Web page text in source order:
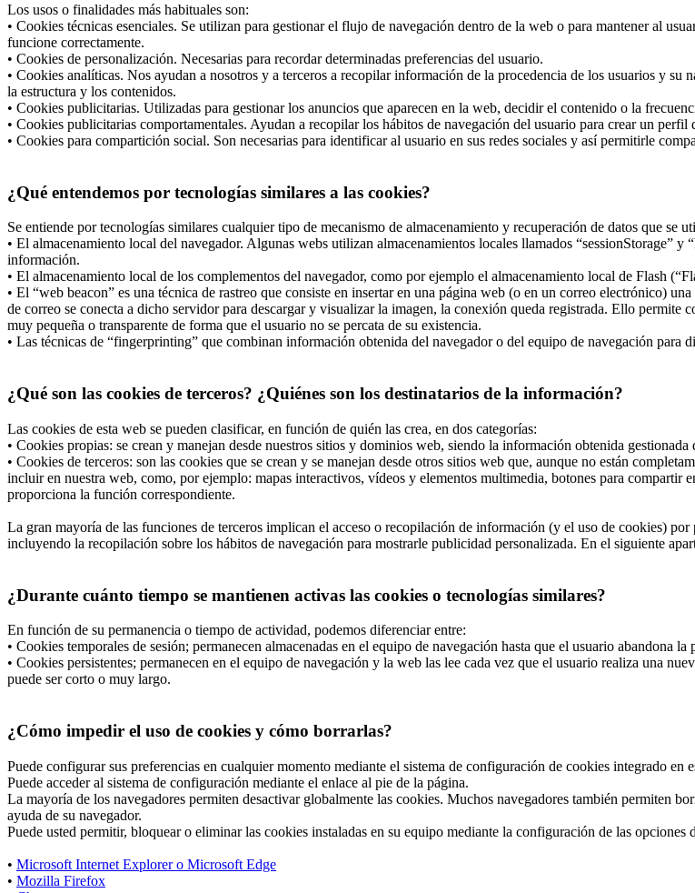
Los usos o finalidades más habituales son:
• Cookies técnicas esenciales. Se utilizan para gestionar el flujo de navegación dentro de la web o para mantener al
funcione correctamente.
• Cookies de personalización. Necesarias para recordar determinadas preferencias del usuario.
• Cookies analíticas. Nos ayudan a nosotros y a terceros a recopilar información de la procedencia de los usuarios y
la estructura y los contenidos.
• Cookies publicitarias. Utilizadas para gestionar los anuncios que aparecen en la web, decidir el contenido o la
• Cookies publicitarias comportamentales. Ayudan a recopilar los hábitos de navegación del usuario para crear un perfil
• Cookies para compartición social. Son necesarias para identificar al usuario en sus redes sociales y así permitirle
¿Qué entendemos por tecnologías similares a las cookies?
Se entiende por tecnologías similares cualquier tipo de mecanismo de almacenamiento y recuperación de datos que
• El almacenamiento local del navegador. Algunas webs utilizan almacenamientos locales llamados “sessionStorage”
información.
• El almacenamiento local de los complementos del navegador, como por ejemplo el almacenamiento local de Flash
• El “web beacon” es una técnica de rastreo que consiste en insertar en una página web (o en un correo electrónico)
de correo se conecta a dicho servidor para descargar y visualizar la imagen, la conexión queda registrada. Ello permite
muy pequeña o transparente de forma que el usuario no se percata de su existencia.
• Las técnicas de “fingerprinting” que combinan información obtenida del navegador o del equipo de navegación para
¿Qué son las cookies de terceros? ¿Quiénes son los destinatarios de la información?
Las cookies de esta web se pueden clasificar, en función de quién las crea, en dos categorías:
• Cookies propias: se crean y manejan desde nuestros sitios y dominios web, siendo la información obtenida
• Cookies de terceros: son las cookies que se crean y se manejan desde otros sitios web que, aunque no están
incluir en nuestra web, como, por ejemplo: mapas interactivos, vídeos y elementos multimedia, botones para compartir
proporciona la función correspondiente.
La gran mayoría de las funciones de terceros implican el acceso o recopilación de información (y el uso de cookies)
incluyendo la recopilación sobre los hábitos de navegación para mostrarle publicidad personalizada. En el siguiente
¿Durante cuánto tiempo se mantienen activas las cookies o tecnologías similares?
En función de su permanencia o tiempo de actividad, podemos diferenciar entre:
• Cookies temporales de sesión; permanecen almacenadas en el equipo de navegación hasta que el usuario abandona
• Cookies persistentes; permanecen en el equipo de navegación y la web las lee cada vez que el usuario realiza una
puede ser corto o muy largo.
¿Cómo impedir el uso de cookies y cómo borrarlas?
Puede configurar sus preferencias en cualquier momento mediante el sistema de configuración de cookies integrado
Puede acceder al sistema de configuración mediante el enlace al pie de la página.
La mayoría de los navegadores permiten desactivar globalmente las cookies. Muchos navegadores también permiten
ayuda de su navegador.
Puede usted permitir, bloquear o eliminar las cookies instaladas en su equipo mediante la configuración de las opciones
• Microsoft Internet Explorer o Microsoft Edge
• Mozilla Firefox